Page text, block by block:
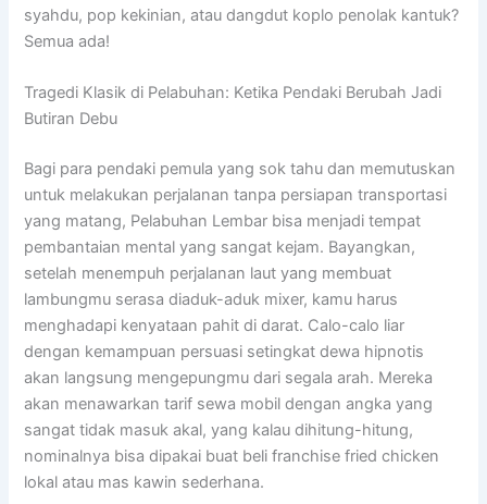
syahdu, pop kekinian, atau dangdut koplo penolak kantuk?
Semua ada!
Tragedi Klasik di Pelabuhan: Ketika Pendaki Berubah Jadi
Butiran Debu
Bagi para pendaki pemula yang sok tahu dan memutuskan
untuk melakukan perjalanan tanpa persiapan transportasi
yang matang, Pelabuhan Lembar bisa menjadi tempat
pembantaian mental yang sangat kejam. Bayangkan,
setelah menempuh perjalanan laut yang membuat
lambungmu serasa diaduk-aduk mixer, kamu harus
menghadapi kenyataan pahit di darat. Calo-calo liar
dengan kemampuan persuasi setingkat dewa hipnotis
akan langsung mengepungmu dari segala arah. Mereka
akan menawarkan tarif sewa mobil dengan angka yang
sangat tidak masuk akal, yang kalau dihitung-hitung,
nominalnya bisa dipakai buat beli franchise fried chicken
lokal atau mas kawin sederhana.